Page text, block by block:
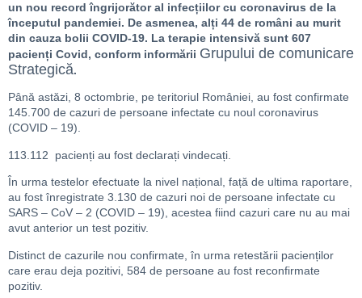
un nou record îngrijorător al infecțiilor cu coronavirus de la
începutul pandemiei. De asmenea, alți 44 de români au murit
din cauza bolii COVID-19. La terapie intensivă sunt 607
pacienți Covid, conform informării Grupului de comunicare
Strategică.
Până astăzi, 8 octombrie, pe teritoriul României, au fost confirmate
145.700 de cazuri de persoane infectate cu noul coronavirus
(COVID – 19).
113.112 pacienți au fost declarați vindecați.
În urma testelor efectuate la nivel național, față de ultima raportare,
au fost înregistrate 3.130 de cazuri noi de persoane infectate cu
SARS – CoV – 2 (COVID – 19), acestea fiind cazuri care nu au mai
avut anterior un test pozitiv.
Distinct de cazurile nou confirmate, în urma retestării pacienților
care erau deja pozitivi, 584 de persoane au fost reconfirmate
pozitiv.